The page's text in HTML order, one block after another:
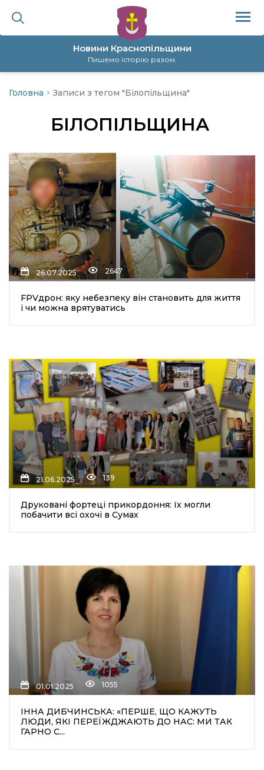
Новини Краснопільщини
Пишемо історію разом.
політика
Головна Записи з тегом "Білопільщина"
БІЛОПІЛЬЩИНА
26.07.2025 2647
FPVдрон: яку небезпеку він становить для життя
і чи можна врятуватись
21.06.2025 139
Друковані фортеці прикордоння: їх могли
побачити всі охочі в Сумах
01.01.2025 1055
ІННА ДИБЧИНСЬКА: «ПЕРШЕ, ЩО КАЖУТЬ
ЛЮДИ, ЯКІ ПЕРЕЇЖДЖАЮТЬ ДО НАС: МИ ТАК
ГАРНО С...